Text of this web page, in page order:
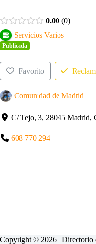
0.00 0
Servicios Varios
Publicada
Favorito
Comunidad de Madrid
C/ Tejo, 3, 28045 Madrid,
608 770 294
Copyright © 2026 | Directorio